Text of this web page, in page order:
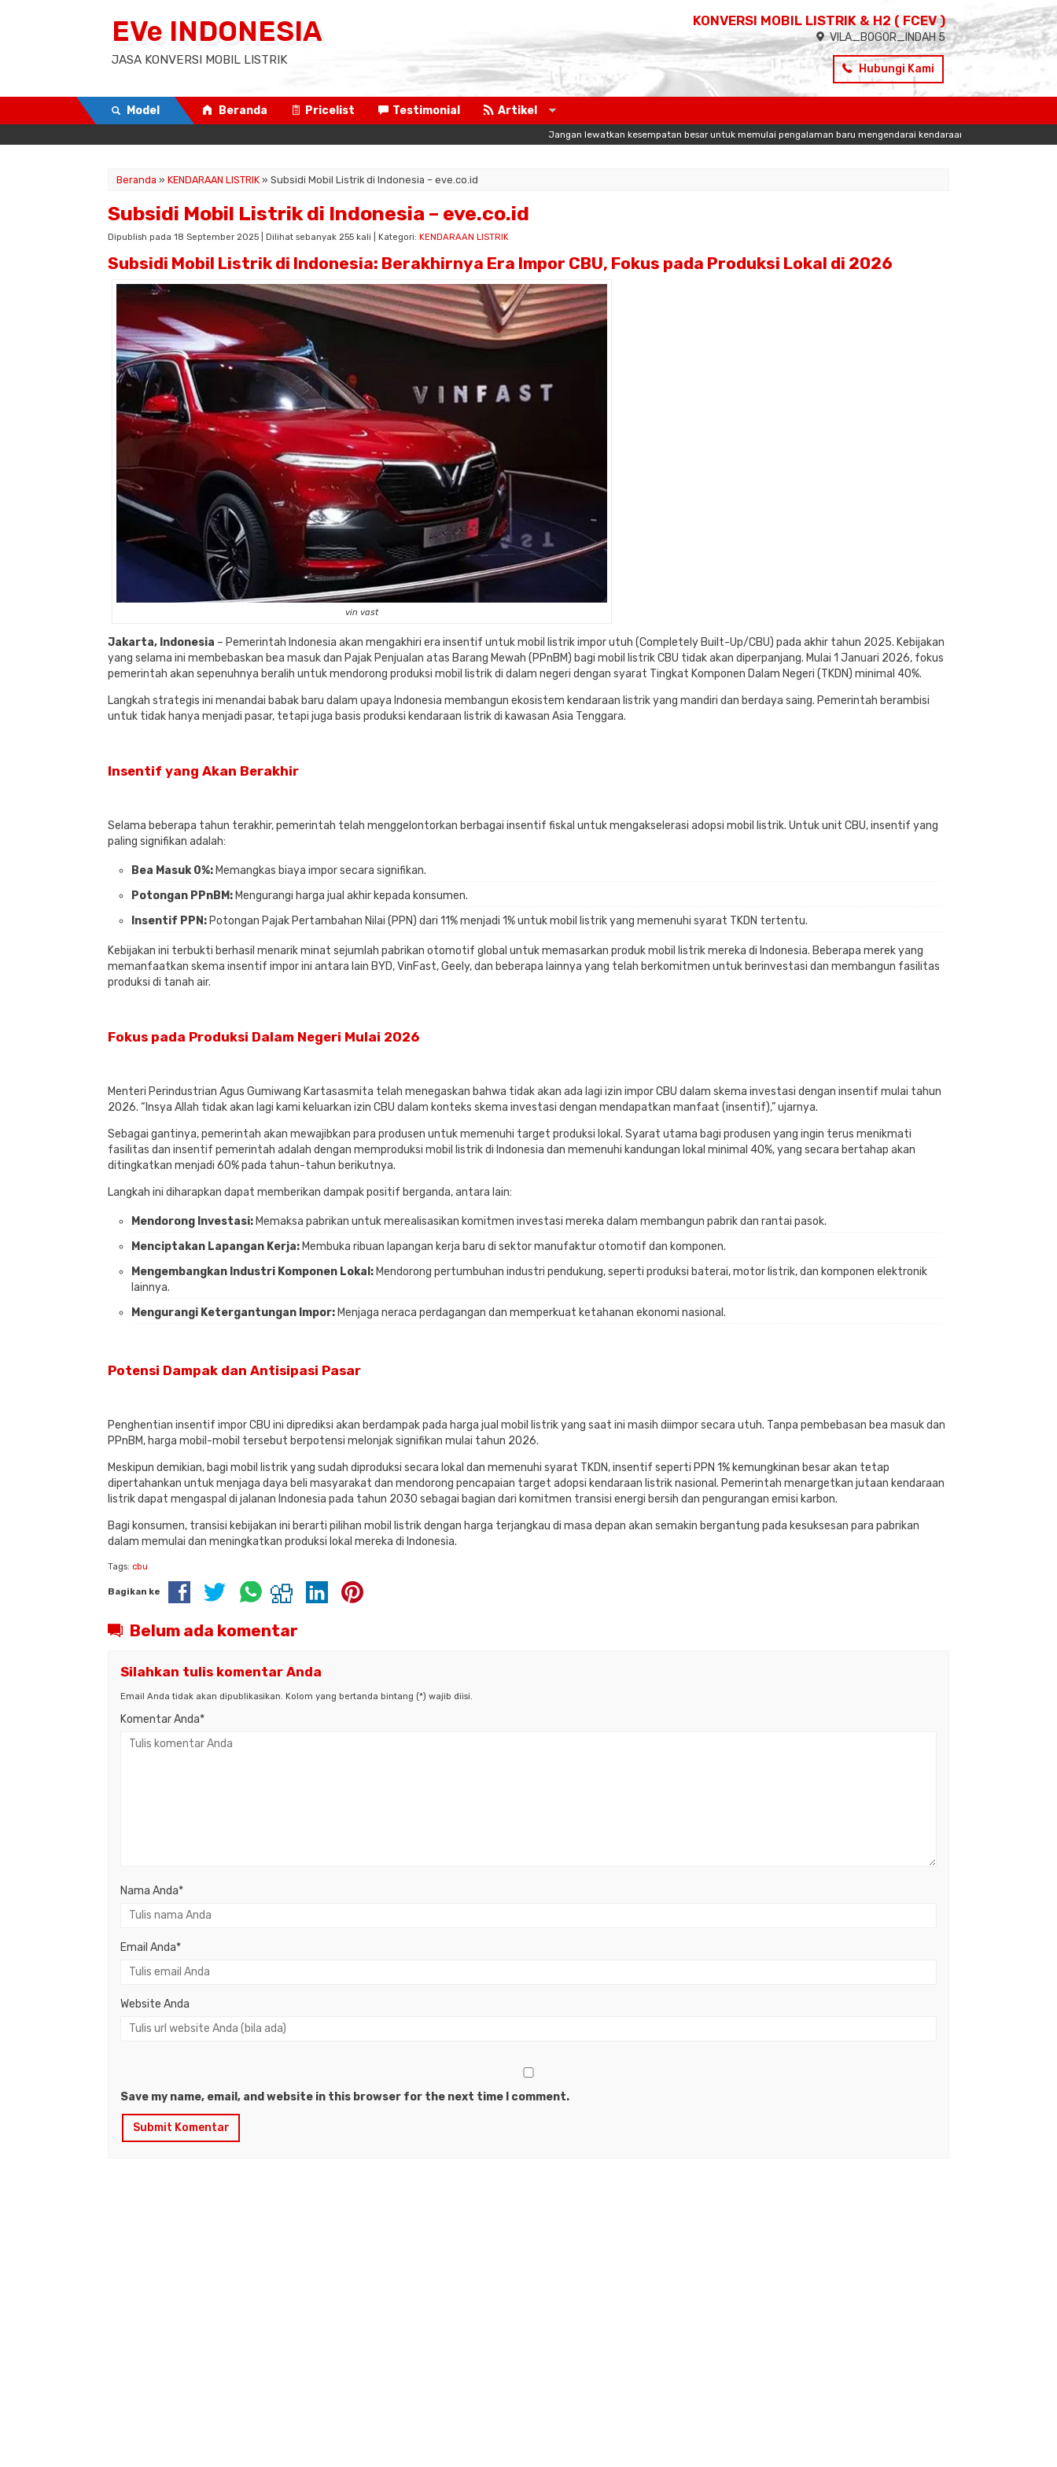
EVe INDONESIA
JASA KONVERSI MOBIL LISTRIK
KONVERSI MOBIL LISTRIK & H2 ( FCEV )
VILA_BOGOR_INDAH 5
Hubungi Kami
Model Beranda Pricelist Testimonial Artikel
Jangan lewatkan kesempatan besar untuk memulai pengalaman baru mengendarai kendaraan listrik bersama EVe INDONESIA
Beranda » KENDARAAN LISTRIK » Subsidi Mobil Listrik di Indonesia – eve.co.id
Subsidi Mobil Listrik di Indonesia – eve.co.id
Dipublish pada 18 September 2025 | Dilihat sebanyak 255 kali | Kategori: KENDARAAN LISTRIK
Subsidi Mobil Listrik di Indonesia: Berakhirnya Era Impor CBU, Fokus pada Produksi Lokal di 2026
vin vast
Jakarta, Indonesia – Pemerintah Indonesia akan mengakhiri era insentif untuk mobil listrik impor utuh (Completely Built-Up/CBU) pada akhir tahun 2025. Kebijakan
yang selama ini membebaskan bea masuk dan Pajak Penjualan atas Barang Mewah (PPnBM) bagi mobil listrik CBU tidak akan diperpanjang. Mulai 1 Januari 2026, fokus
pemerintah akan sepenuhnya beralih untuk mendorong produksi mobil listrik di dalam negeri dengan syarat Tingkat Komponen Dalam Negeri (TKDN) minimal 40%.
Langkah strategis ini menandai babak baru dalam upaya Indonesia membangun ekosistem kendaraan listrik yang mandiri dan berdaya saing. Pemerintah berambisi
untuk tidak hanya menjadi pasar, tetapi juga basis produksi kendaraan listrik di kawasan Asia Tenggara.
Insentif yang Akan Berakhir
Selama beberapa tahun terakhir, pemerintah telah menggelontorkan berbagai insentif fiskal untuk mengakselerasi adopsi mobil listrik. Untuk unit CBU, insentif yang
paling signifikan adalah:
Bea Masuk 0%: Memangkas biaya impor secara signifikan.
Potongan PPnBM: Mengurangi harga jual akhir kepada konsumen.
Insentif PPN: Potongan Pajak Pertambahan Nilai (PPN) dari 11% menjadi 1% untuk mobil listrik yang memenuhi syarat TKDN tertentu.
Kebijakan ini terbukti berhasil menarik minat sejumlah pabrikan otomotif global untuk memasarkan produk mobil listrik mereka di Indonesia. Beberapa merek yang
memanfaatkan skema insentif impor ini antara lain BYD, VinFast, Geely, dan beberapa lainnya yang telah berkomitmen untuk berinvestasi dan membangun fasilitas
produksi di tanah air.
Fokus pada Produksi Dalam Negeri Mulai 2026
Menteri Perindustrian Agus Gumiwang Kartasasmita telah menegaskan bahwa tidak akan ada lagi izin impor CBU dalam skema investasi dengan insentif mulai tahun
2026. “Insya Allah tidak akan lagi kami keluarkan izin CBU dalam konteks skema investasi dengan mendapatkan manfaat (insentif),” ujarnya.
Sebagai gantinya, pemerintah akan mewajibkan para produsen untuk memenuhi target produksi lokal. Syarat utama bagi produsen yang ingin terus menikmati
fasilitas dan insentif pemerintah adalah dengan memproduksi mobil listrik di Indonesia dan memenuhi kandungan lokal minimal 40%, yang secara bertahap akan
ditingkatkan menjadi 60% pada tahun-tahun berikutnya.
Langkah ini diharapkan dapat memberikan dampak positif berganda, antara lain:
Mendorong Investasi: Memaksa pabrikan untuk merealisasikan komitmen investasi mereka dalam membangun pabrik dan rantai pasok.
Menciptakan Lapangan Kerja: Membuka ribuan lapangan kerja baru di sektor manufaktur otomotif dan komponen.
Mengembangkan Industri Komponen Lokal: Mendorong pertumbuhan industri pendukung, seperti produksi baterai, motor listrik, dan komponen elektronik
lainnya.
Mengurangi Ketergantungan Impor: Menjaga neraca perdagangan dan memperkuat ketahanan ekonomi nasional.
Potensi Dampak dan Antisipasi Pasar
Penghentian insentif impor CBU ini diprediksi akan berdampak pada harga jual mobil listrik yang saat ini masih diimpor secara utuh. Tanpa pembebasan bea masuk dan
PPnBM, harga mobil-mobil tersebut berpotensi melonjak signifikan mulai tahun 2026.
Meskipun demikian, bagi mobil listrik yang sudah diproduksi secara lokal dan memenuhi syarat TKDN, insentif seperti PPN 1% kemungkinan besar akan tetap
dipertahankan untuk menjaga daya beli masyarakat dan mendorong pencapaian target adopsi kendaraan listrik nasional. Pemerintah menargetkan jutaan kendaraan
listrik dapat mengaspal di jalanan Indonesia pada tahun 2030 sebagai bagian dari komitmen transisi energi bersih dan pengurangan emisi karbon.
Bagi konsumen, transisi kebijakan ini berarti pilihan mobil listrik dengan harga terjangkau di masa depan akan semakin bergantung pada kesuksesan para pabrikan
dalam memulai dan meningkatkan produksi lokal mereka di Indonesia.
Tags: cbu
Bagikan ke
Belum ada komentar
Silahkan tulis komentar Anda
Email Anda tidak akan dipublikasikan. Kolom yang bertanda bintang (*) wajib diisi.
Komentar Anda*
Nama Anda*
Email Anda*
Website Anda
Save my name, email, and website in this browser for the next time I comment.